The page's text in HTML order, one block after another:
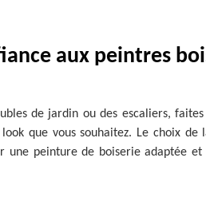
aux peintres
de jardin ou des escaliers,
que vous souhaitez. Le choix de
une peinture de boiserie adaptée et